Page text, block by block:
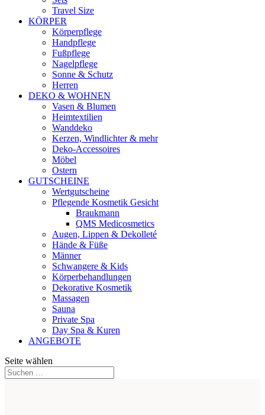
Travel Size
KÖRPER
Körperpflege
Handpflege
Fußpflege
Nagelpflege
Sonne & Schutz
Herren
DEKO & WOHNEN
Vasen & Blumen
Heimtextilien
Wanddeko
Kerzen, Windlichter & mehr
Deko-Accessoires
Möbel
Ostern
GUTSCHEINE
Wertgutscheine
Pflegende Kosmetik Gesicht
Braukmann
QMS Medicosmetics
Augen, Lippen & Dekolleté
Hände & Füße
Männer
Schwangere & Kids
Körperbehandlungen
Dekorative Kosmetik
Massagen
Sauna
Private Spa
Day Spa & Kuren
ANGEBOTE
Seite wählen